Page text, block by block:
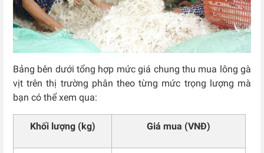
Bảng bên dưới tổng hợp mức giá chung thu mua lông gà
vịt trên thị trường phân theo từng mức trọng lượng mà
bạn có thể xem qua:
Khối lượng (kg) Giá mua (VNĐ)